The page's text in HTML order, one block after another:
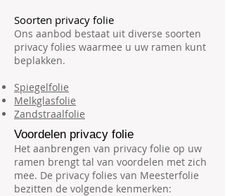
Soorten privacy folie
Ons aanbod bestaat uit diverse soorten
privacy folies waarmee u uw ramen kunt
beplakken.
Spiegelfolie
Melkglasfolie
Zandstraalfolie
Voordelen privacy folie
Het aanbrengen van privacy folie op uw
ramen brengt tal van voordelen met zich
mee. De privacy folies van Meesterfolie
bezitten de volgende kenmerken: